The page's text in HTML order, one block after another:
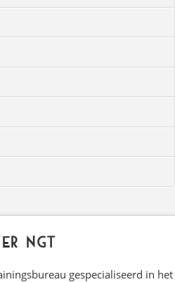
NGT
gespecialiseerd in het